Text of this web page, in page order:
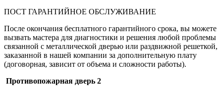
ПОСТ ГАРАНТИЙНОЕ ОБСЛУЖИВАНИЕ
После окончания бесплатного гарантийного срока, вы можете
вызвать мастера для диагностики и решения любой проблемы
связанной с металлической дверью или раздвижной решеткой,
заказанной в нашей компании за дополнительную плату
(договорная, зависит от объема и сложности работы).
Противопожарная дверь 2